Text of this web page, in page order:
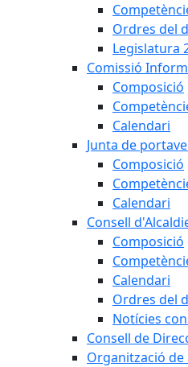
Ordres del
Legislatura
Comissió
Composició
Calendari
Junta de
Composició
Calendari
Consell
Composició
Calendari
Ordres del
Notícies
Consell de
Organització de